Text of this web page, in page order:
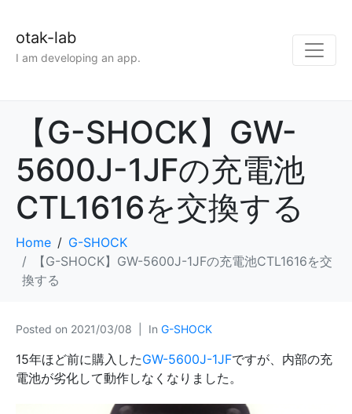
otak-lab
I am developing an app.
【G-SHOCK】GW-
5600J-1JFの充電池
CTL1616を交換する
Home
G-SHOCK
【G-SHOCK】GW-5600J-1JFの充電池CTL1616を交
換する
Posted on 2021/03/08 In G-SHOCK
15年ほど前に購入したGW-5600J-1JFですが、内部の充
電池が劣化して動作しなくなりました。